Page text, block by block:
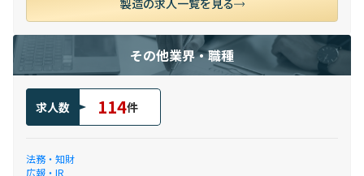
製造の求人一覧を見る
その他業界・職種
求人数 114件
法務・知財
広報・IR